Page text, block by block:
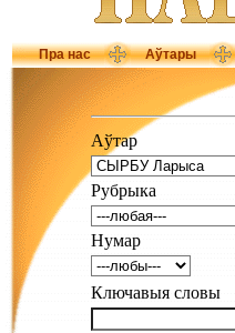
Пра нас Аўтары
Аўтар
Рубрыка
Нумар
Ключавыя словы